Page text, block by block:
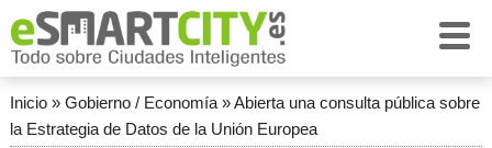
Inicio» Gobierno / Economía»Abierta una consulta pública sobre
la Estrategia de Datos de la Unión Europea